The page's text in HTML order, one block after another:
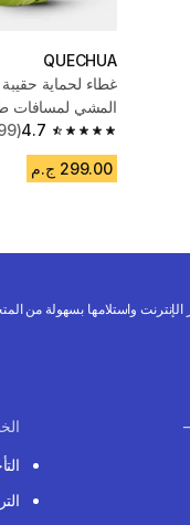
QUECHUA
غطاء لحماية
المشي لمسافات طويلة
4.7
4.7 out of 5 stars from 1699 reviews
(1699)
299.00 ج.م
واستلامها بسهولة من